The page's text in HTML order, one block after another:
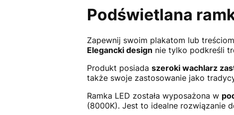
Podświetlana
Zapewnij swoim plakatom lub
Elegancki design nie tylko podkreśli
Produkt posiada szeroki wachlarz
także swoje zastosowanie jako
Ramka LED została wyposażona w
(8000K). Jest to idealne rozwiązanie